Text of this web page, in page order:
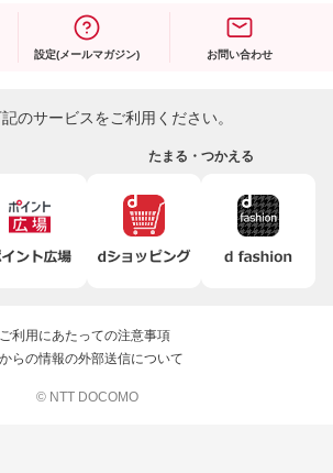
設定(メールマガジン) お問い合わせ
のサービスをご利用ください。
たまる・つかえる
利用にあたっての注意事項
らの情報の外部送信について
© NTT DOCOMO